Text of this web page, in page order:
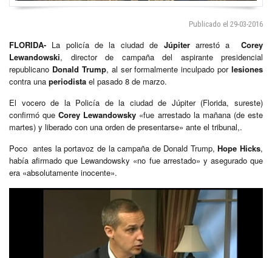
Publicado el 29-03-2016
FLORIDA- La policía de la ciudad de Júpiterarrestó aCorey
Lewandowski, director de campaña del aspirante presidencial
republicano Donald Trump, al ser formalmente inculpado por lesiones
contra una periodista el pasado 8 de marzo.
El vocero de la Policía de la ciudad de Júpiter (Florida, sureste)
confirmó queCorey Lewandowsky «fue arrestado la mañana (de este
martes) y liberado con una orden de presentarse» ante el tribunal,.
Poco antes la portavoz de la campaña de Donald Trump,Hope Hicks,
había afirmado que Lewandowsky «no fue arrestado» y asegurado que
era «absolutamente inocente».